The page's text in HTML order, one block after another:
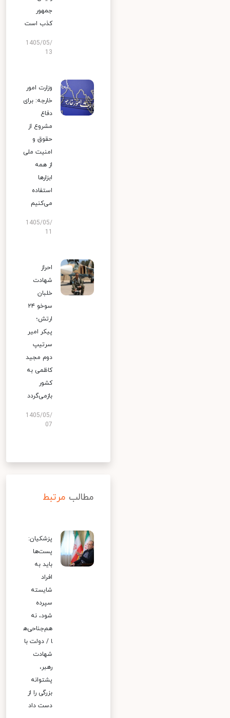
جمهور
کذب است
1405/05/
13
وزارت امور
خارجه: برای
دفاع
مشروع از
حقوق و
امنیت ملی
از همه
ابزارها
استفاده
می‌کنیم
1405/05/
احراز
شهادت
خلبان
سوخو ۲۴
ارتش؛
پیکر امیر
سرتیپ
دوم مجید
کاظمی به
کشور
بازمی‌گردد
1405/05/
07
مطالب مرتبط
پزشکیان:
پست‌ها
باید به
افراد
شایسته
سپرده
شود، نه
هم‌جناحی‌ه
ا / دولت با
شهادت
رهبر،
پشتوانه
بزرگی را از
دست داد